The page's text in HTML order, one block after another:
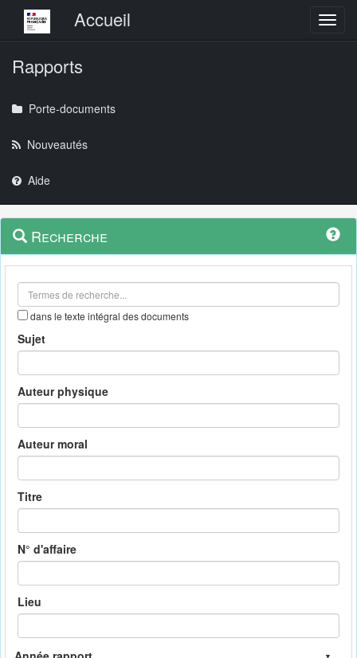
Menu principalAccueil
Rapports
Porte-documents
Nouveautés
Aide
Navigation
outils
Menu
contextuel
Recherche
dans le texte intégral des documents
Sujet
Auteur physique
Auteur moral
Titre
N° d'affaire
Lieu